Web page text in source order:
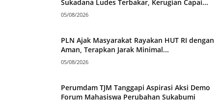
Sukadana Ludes Terbakar, Kerugian Capai...
05/08/2026
PLN Ajak Masyarakat Rayakan HUT RI dengan
Aman, Terapkan Jarak Minimal...
05/08/2026
Perumdam TJM Tanggapi Aspirasi Aksi Demo
Forum Mahasiswa Perubahan Sukabumi